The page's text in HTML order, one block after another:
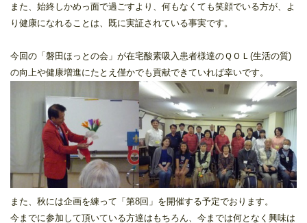
また、始終しかめっ面で過ごすより、何もなくても笑顔でいる方が、よ
り健康になれることは、既に実証されている事実です。
今回の「磐田ほっとの会」が在宅酸素吸入患者様達のＱＯＬ(生活の質)
の向上や健康増進にたとえ僅かでも貢献できていれば幸いです。
また、秋には企画を練って「第8回」を開催する予定でおります。
今までに参加して頂いている方達はもちろん、今までは何となく興味は